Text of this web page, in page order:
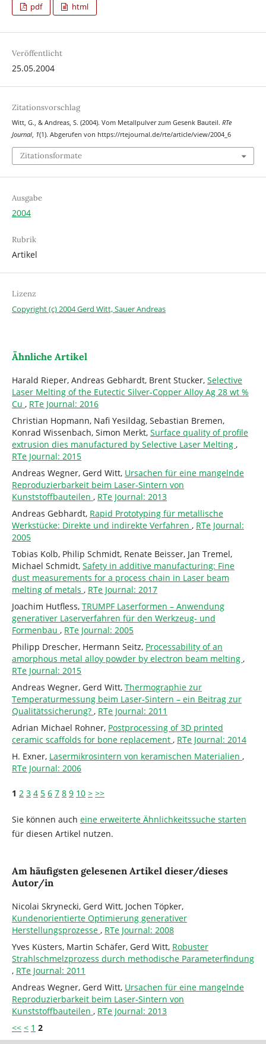
pdf html
Veröffentlicht
25.05.2004
Zitationsvorschlag
Witt, G., & Andreas, S. (2004). Vom Metallpulver zum Gesenk Bauteil. RTe
Journal, 1(1). Abgerufen von https://rtejournal.de/rte/article/view/2004_6
Zitationsformate
Ausgabe
2004
Rubrik
Artikel
Lizenz
Copyright (c) 2004 Gerd Witt, Sauer Andreas
Ähnliche Artikel
Harald Rieper, Andreas Gebhardt, Brent Stucker, Selective
Laser Melting of the Eutectic Silver-Copper Alloy Ag 28 wt %
Cu , RTe Journal: 2016
Christian Hopmann, Nafi Yesildag, Sebastian Bremen,
Konrad Wissenbach, Simon Merkt, Surface quality of profile
extrusion dies manufactured by Selective Laser Melting ,
RTe Journal: 2015
Andreas Wegner, Gerd Witt, Ursachen für eine mangelnde
Reproduzierbarkeit beim Laser-Sintern von
Kunststoffbauteilen , RTe Journal: 2013
Andreas Gebhardt, Rapid Prototyping für metallische
Werkstücke: Direkte und indirekte Verfahren , RTe Journal:
2005
Tobias Kolb, Philip Schmidt, Renate Beisser, Jan Tremel,
Michael Schmidt, Safety in additive manufacturing: Fine
dust measurements for a process chain in Laser beam
melting of metals , RTe Journal: 2017
Joachim Hutfless, TRUMPF Laserformen – Anwendung
generativer Laserverfahren für den Werkzeug- und
Formenbau , RTe Journal: 2005
Philipp Drescher, Hermann Seitz, Processability of an
amorphous metal alloy powder by electron beam melting ,
RTe Journal: 2015
Andreas Wegner, Gerd Witt, Thermographie zur
Temperaturmessung beim Laser-Sintern – ein Beitrag zur
Qualitätssicherung? , RTe Journal: 2011
Adrian Michael Rohner, Postprocessing of 3D printed
ceramic scaffolds for bone replacement , RTe Journal: 2014
H. Exner, Lasermikrosintern von keramischen Materialien ,
RTe Journal: 2006
1 2 3 4 5 6 7 8 9 10 > >>
Sie können auch eine erweiterte Ähnlichkeitssuche starten
für diesen Artikel nutzen.
Am häufigsten gelesenen Artikel dieser/dieses
Autor/in
Nicolai Skrynecki, Gerd Witt, Jochen Töpker,
Kundenorientierte Optimierung generativer
Herstellungsprozesse , RTe Journal: 2008
Yves Küsters, Martin Schäfer, Gerd Witt, Robuster
Strahlschmelzprozess durch methodische Parameterfindung
, RTe Journal: 2011
Andreas Wegner, Gerd Witt, Ursachen für eine mangelnde
Reproduzierbarkeit beim Laser-Sintern von
Kunststoffbauteilen , RTe Journal: 2013
<< < 1 2